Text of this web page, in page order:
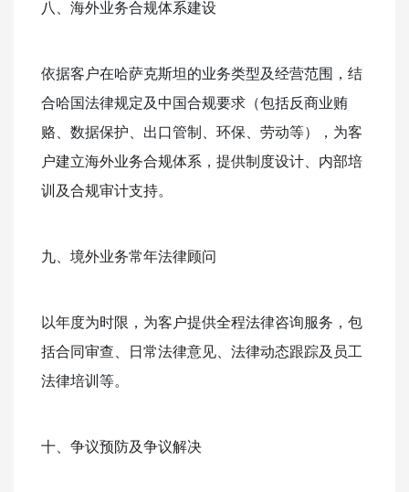
八、海外业务合规体系建设
依据客户在哈萨克斯坦的业务类型及经营范围，结
合哈国法律规定及中国合规要求（包括反商业贿
赂、数据保护、出口管制、环保、劳动等），为客
户建立海外业务合规体系，提供制度设计、内部培
训及合规审计支持。
九、境外业务常年法律顾问
以年度为时限，为客户提供全程法律咨询服务，包
括合同审查、日常法律意见、法律动态跟踪及员工
法律培训等。
十、争议预防及争议解决